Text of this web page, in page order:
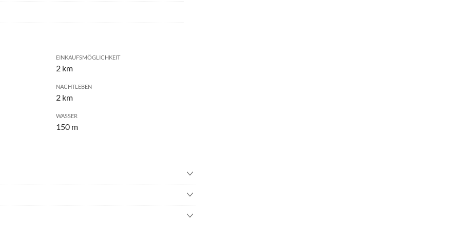
EINKAUFSMÖGLICHKEIT
2 km
NACHTLEBEN
2 km
WASSER
150 m